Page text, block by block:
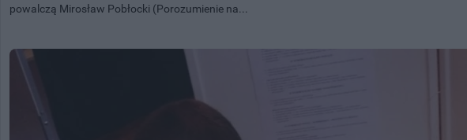
powalczą Mirosław Pobłocki (Porozumienie na...